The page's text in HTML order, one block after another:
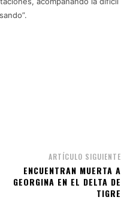
ARTÍCULO SIGUIENTE
ENCUENTRAN MUERTA A
GEORGINA EN EL DELTA DE
TIGRE